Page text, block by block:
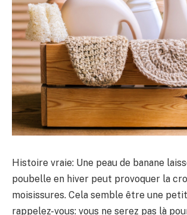
Histoire vraie: Une peau de banane
poubelle en hiver peut provoquer la
moisissures. Cela semble être une
rappelez-vous: vous ne serez pas là